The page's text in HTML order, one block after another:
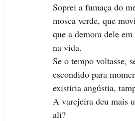
Soprei a fumaça do
mosca verde, que
que a demora dele
na vida.
Se o tempo voltasse,
escondido para
existiria angústia,
A varejeira deu mais
ali?